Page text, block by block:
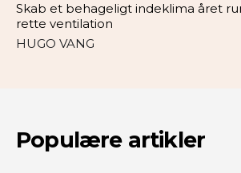
Skab et behageligt indeklima året
rette ventilation
HUGO VANG
Populære artikler